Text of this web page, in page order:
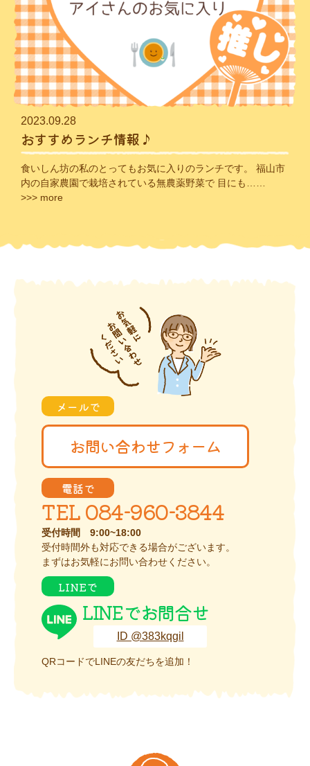
2023.09.28
おすすめランチ情報♪
食いしん坊の私のとってもお気に入りのランチです。 福山市
内の自家農園で栽培されている無農薬野菜で 目にも……
>>> more
メールで
お問い合わせフォーム
電話で
TEL 084-960-3844
受付時間 9:00~18:00
受付時間外も対応できる場合がございます。
まずはお気軽にお問い合わせください。
LINEで
LINEでお問合せ
ID @383kqgil
QRコードでLINEの友だちを追加！